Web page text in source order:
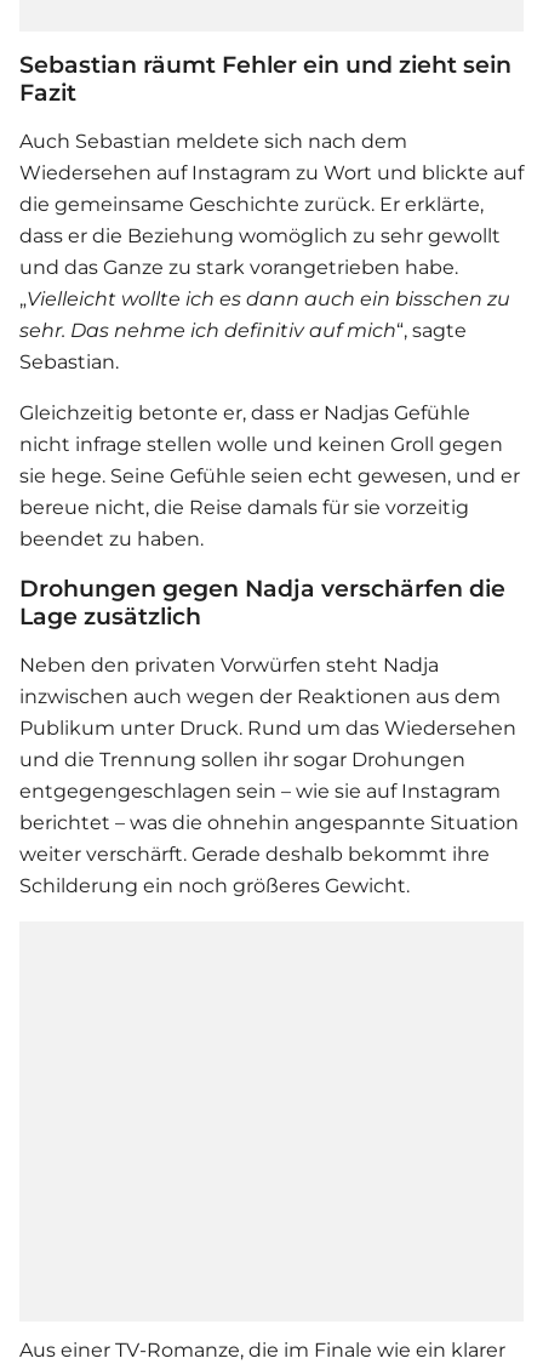
Sebastian räumt Fehler ein und zieht sein
Fazit
Auch Sebastian meldete sich nach dem
Wiedersehen auf Instagram zu Wort und blickte auf
die gemeinsame Geschichte zurück. Er erklärte,
dass er die Beziehung womöglich zu sehr gewollt
und das Ganze zu stark vorangetrieben habe.
„Vielleicht wollte ich es dann auch ein bisschen zu
sehr. Das nehme ich definitiv auf mich“, sagte
Sebastian.
Gleichzeitig betonte er, dass er Nadjas Gefühle
nicht infrage stellen wolle und keinen Groll gegen
sie hege. Seine Gefühle seien echt gewesen, und er
bereue nicht, die Reise damals für sie vorzeitig
beendet zu haben.
Drohungen gegen Nadja verschärfen die
Lage zusätzlich
Neben den privaten Vorwürfen steht Nadja
inzwischen auch wegen der Reaktionen aus dem
Publikum unter Druck. Rund um das Wiedersehen
und die Trennung sollen ihr sogar Drohungen
entgegengeschlagen sein – wie sie auf Instagram
berichtet – was die ohnehin angespannte Situation
weiter verschärft. Gerade deshalb bekommt ihre
Schilderung ein noch größeres Gewicht.
Aus einer TV-Romanze, die im Finale wie ein klarer